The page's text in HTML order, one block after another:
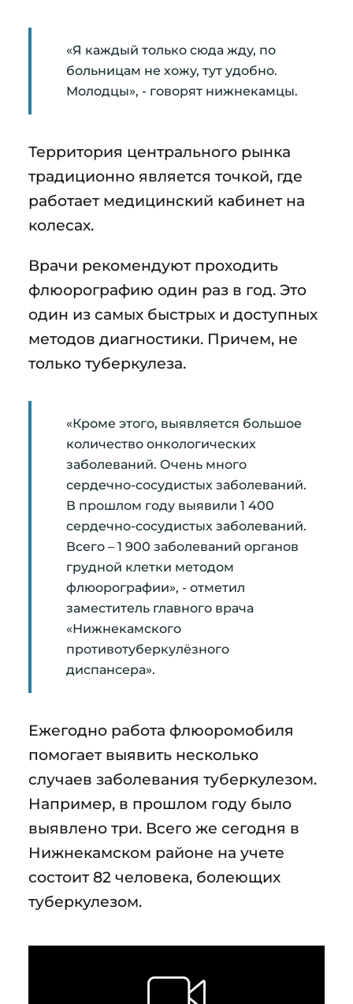
«Я каждый только сюда жду, по
больницам не хожу, тут удобно.
Молодцы», - говорят нижнекамцы.
Территория центрального рынка
традиционно является точкой, где
работает медицинский кабинет на
колесах.
Врачи рекомендуют проходить
флюорографию один раз в год. Это
один из самых быстрых и доступных
методов диагностики. Причем, не
только туберкулеза.
«Кроме этого, выявляется большое
количество онкологических
заболеваний. Очень много
сердечно-сосудистых заболеваний.
В прошлом году выявили 1 400
сердечно-сосудистых заболеваний.
Всего – 1 900 заболеваний органов
грудной клетки методом
флюорографии», - отметил
заместитель главного врача
«Нижнекамского
противотуберкулёзного
диспансера».
Ежегодно работа флюоромобиля
помогает выявить несколько
случаев заболевания туберкулезом.
Например, в прошлом году было
выявлено три. Всего же сегодня в
Нижнекамском районе на учете
состоит 82 человека, болеющих
туберкулезом.